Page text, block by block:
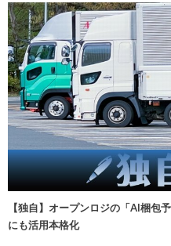
【独自】オープンロジの「AI梱包
にも活用本格化